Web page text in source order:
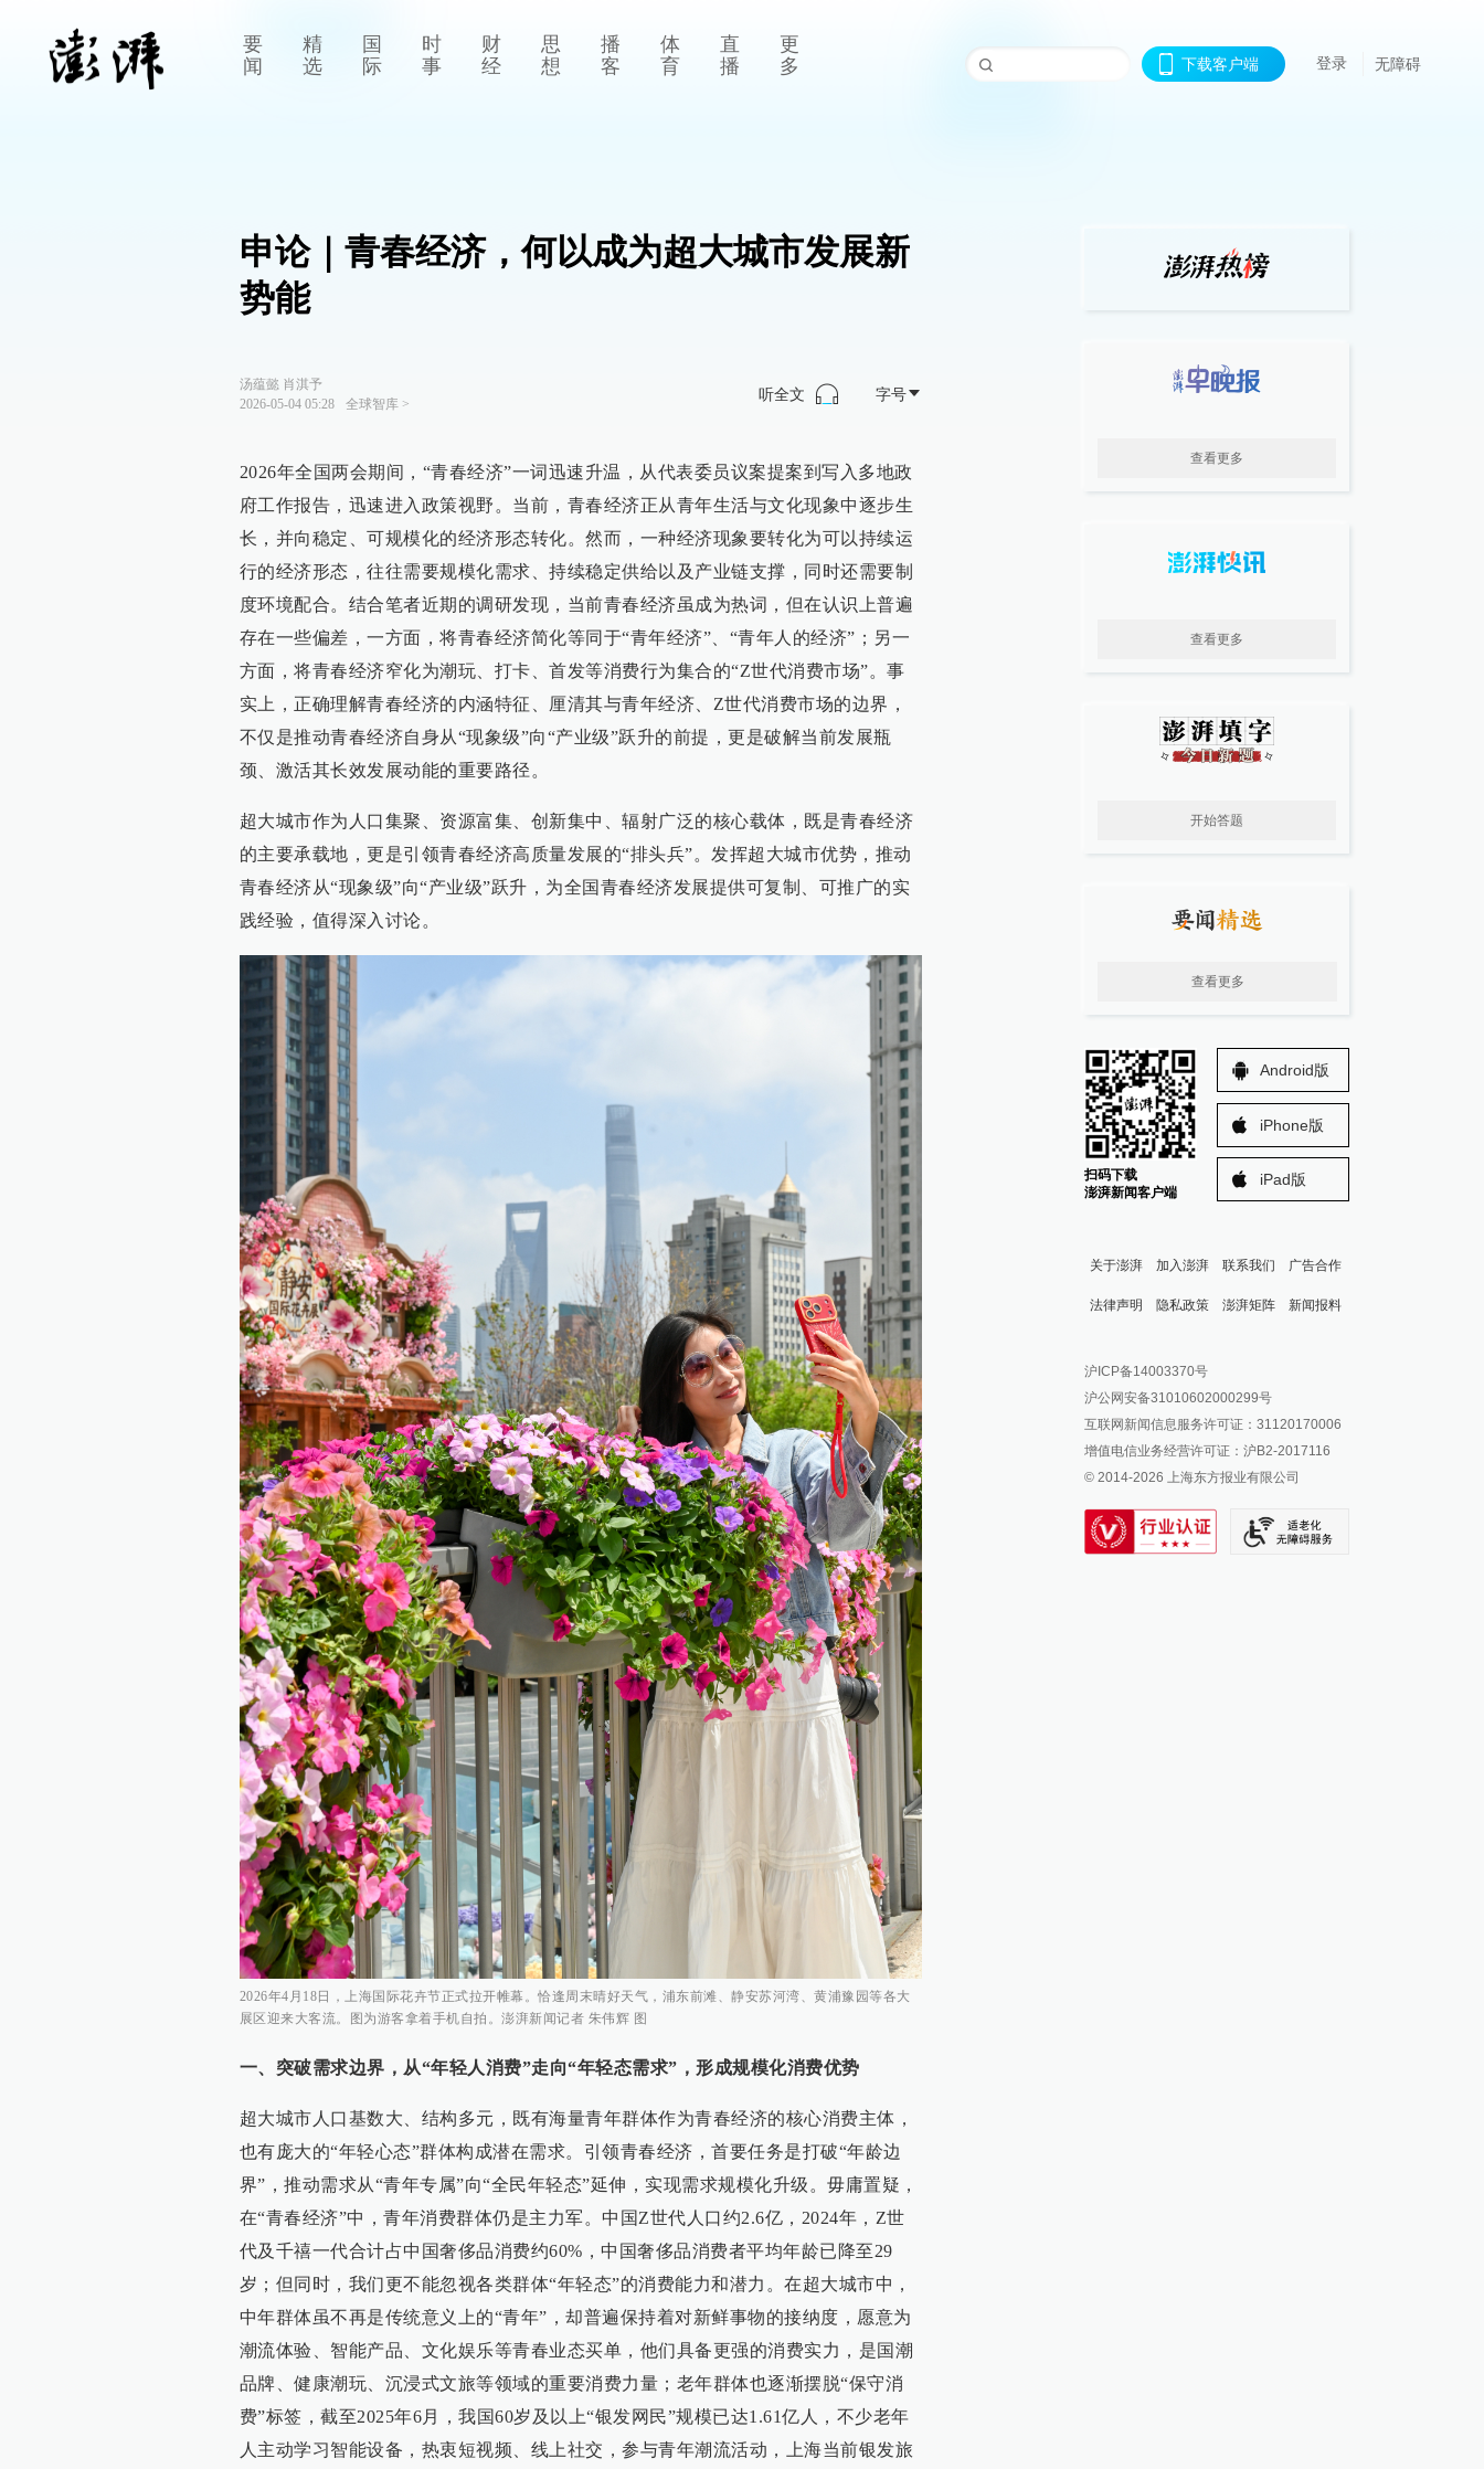
要
闻
精
选
国
际
时
事
财
经
思
想
播
客
体
育
直
播
更
多
下载客户端 登录 无障碍
申论｜青春经济，何以成为超大城市发展新
势能
汤蕴懿 肖淇予
2026-05-04 05:28
全球智库>
听全文 字号
2026年全国两会期间，“青春经济”一词迅速升温，从代表委员议案提案到写入多地政
府工作报告，迅速进入政策视野。当前，青春经济正从青年生活与文化现象中逐步生
长，并向稳定、可规模化的经济形态转化。然而，一种经济现象要转化为可以持续运
行的经济形态，往往需要规模化需求、持续稳定供给以及产业链支撑，同时还需要制
度环境配合。结合笔者近期的调研发现，当前青春经济虽成为热词，但在认识上普遍
存在一些偏差，一方面，将青春经济简化等同于“青年经济”、“青年人的经济”；另一
方面，将青春经济窄化为潮玩、打卡、首发等消费行为集合的“Z世代消费市场”。事
实上，正确理解青春经济的内涵特征、厘清其与青年经济、Z世代消费市场的边界，
不仅是推动青春经济自身从“现象级”向“产业级”跃升的前提，更是破解当前发展瓶
颈、激活其长效发展动能的重要路径。
超大城市作为人口集聚、资源富集、创新集中、辐射广泛的核心载体，既是青春经济
的主要承载地，更是引领青春经济高质量发展的“排头兵”。发挥超大城市优势，推动
青春经济从“现象级”向“产业级”跃升，为全国青春经济发展提供可复制、可推广的实
践经验，值得深入讨论。
2026年4月18日，上海国际花卉节正式拉开帷幕。恰逢周末晴好天气，浦东前滩、静安苏河湾、黄浦豫园等各大
展区迎来大客流。图为游客拿着手机自拍。澎湃新闻记者 朱伟辉 图
一、突破需求边界，从“年轻人消费”走向“年轻态需求”，形成规模化消费优势
超大城市人口基数大、结构多元，既有海量青年群体作为青春经济的核心消费主体，
也有庞大的“年轻心态”群体构成潜在需求。引领青春经济，首要任务是打破“年龄边
界”，推动需求从“青年专属”向“全民年轻态”延伸，实现需求规模化升级。毋庸置疑，
在“青春经济”中，青年消费群体仍是主力军。中国Z世代人口约2.6亿，2024年，Z世
代及千禧一代合计占中国奢侈品消费约60%，中国奢侈品消费者平均年龄已降至29
岁；但同时，我们更不能忽视各类群体“年轻态”的消费能力和潜力。在超大城市中，
中年群体虽不再是传统意义上的“青年”，却普遍保持着对新鲜事物的接纳度，愿意为
潮流体验、智能产品、文化娱乐等青春业态买单，他们具备更强的消费实力，是国潮
品牌、健康潮玩、沉浸式文旅等领域的重要消费力量；老年群体也逐渐摆脱“保守消
费”标签，截至2025年6月，我国60岁及以上“银发网民”规模已达1.61亿人，不少老年
人主动学习智能设备，热衷短视频、线上社交，参与青年潮流活动，上海当前银发旅
查看更多
查看更多
开始答题
查看更多
扫码下载
澎湃新闻客户端
Android版
iPhone版
iPad版
关于澎湃 加入澎湃 联系我们 广告合作
法律声明 隐私政策 澎湃矩阵
澎湃新闻公众号
澎湃新闻抖音号
派生万物开放平台
IP SHANGHAI
SIXTH TONE
新闻报料
报料邮箱: news@thepaper.cn
沪ICP备14003370号
沪公网安备31010602000299号
互联网新闻信息服务许可证：31120170006
增值电信业务经营许可证：沪B2-2017116
© 2014-2026 上海东方报业有限公司